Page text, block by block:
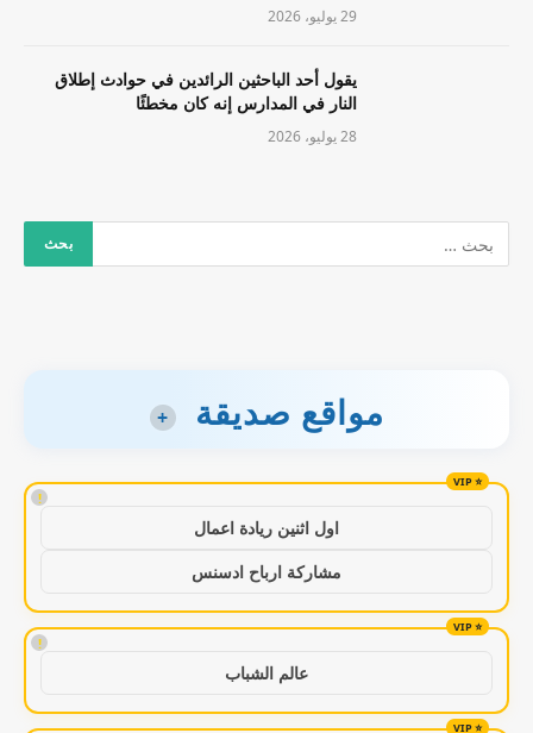
29 يوليو، 2026
يقول أحد الباحثين الرائدين في حوادث إطلاق
النار في المدارس إنه كان مخطئًا
28 يوليو، 2026
مواقع صديقة +
!
اول اثنين ريادة اعمال
مشاركة ارباح ادسنس
!
عالم الشباب